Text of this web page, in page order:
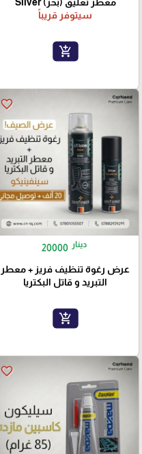
سيتوفر قريباً
add_shopping_cart
favorite_border
20000 دينار
عرض رغوة تنظيف فريز + معطر
التبريد و قاتل البكتريا
add_shopping_cart
favorite_border